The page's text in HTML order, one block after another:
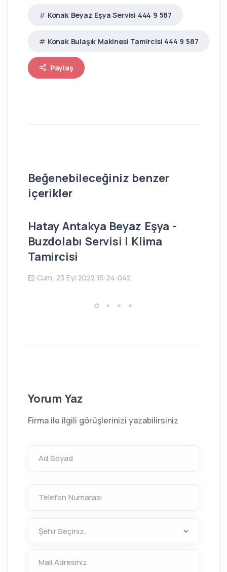
Konak Beyaz Eşya Servisi 444 9 587
Konak Bulaşık Makinesi Tamircisi 444 9 587
Paylaş
Beğenebileceğiniz benzer
içerikler
Hatay Antakya Beyaz Eşya -
Buzdolabı Servisi | Klima
Tamircisi
Cum, 23 Eyl 2022 15:24:042
Yorum Yaz
Firma ile ilgili görüşlerinizi yazabilirsiniz
Ad Soyad
Telefon Numarası
Mail Adresiniz